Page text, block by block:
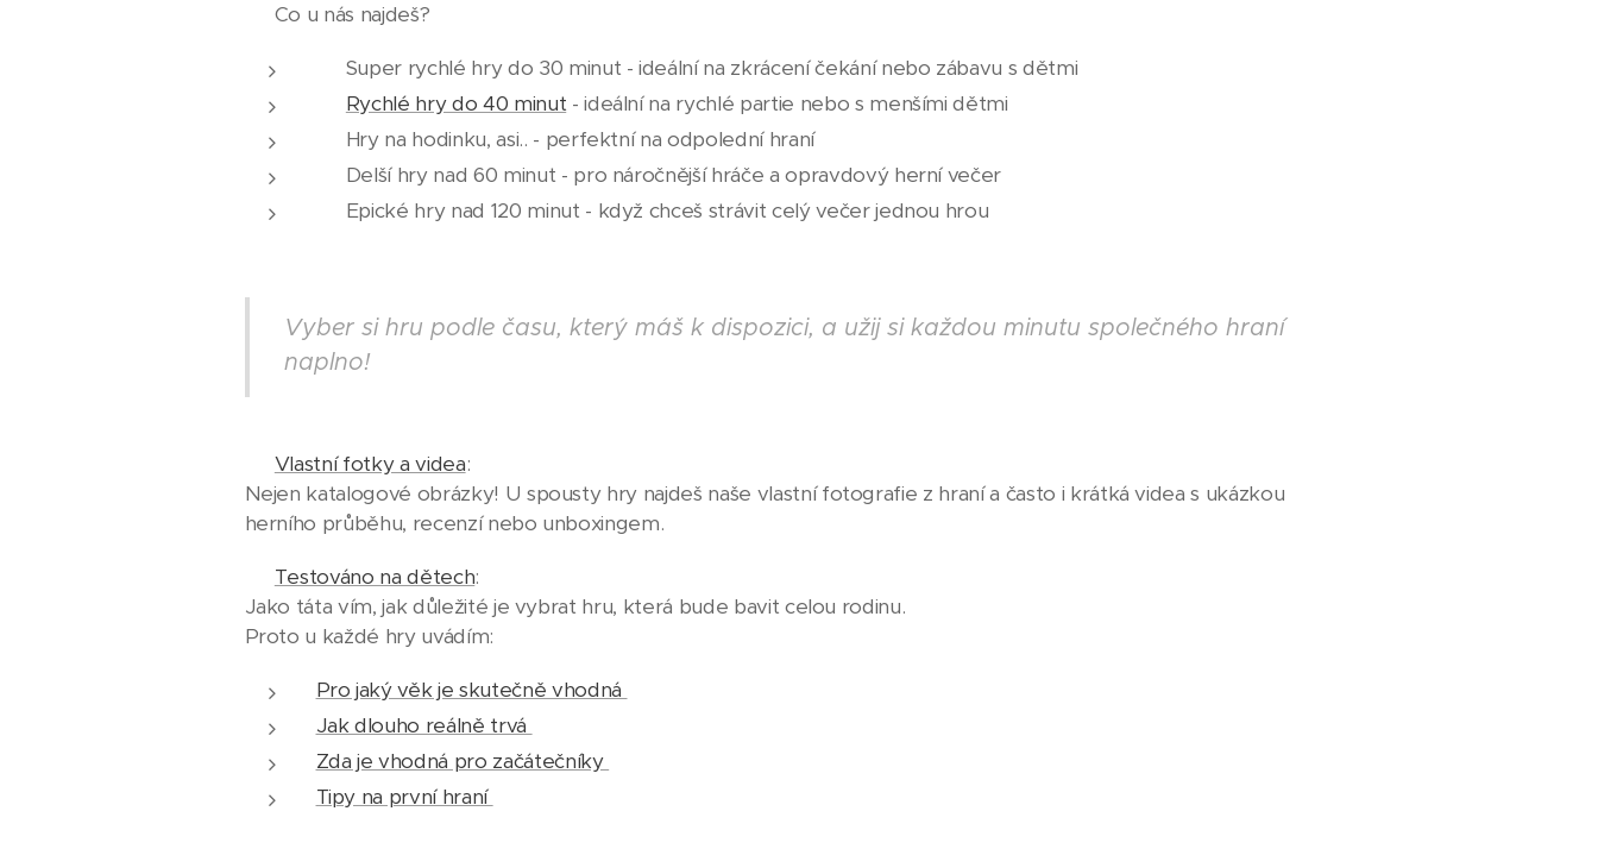
🔎 Co u nás najdeš?
⏱️ Super rychlé hry do 30 minut - ideální na zkrácení čekání nebo zábavu s dětmi
Rychlé hry do 40 minut- ideální na rychlé partie nebo s menšími dětmi
🕐 Hry na hodinku, asi.. - perfektní na odpolední hraní
🕰️ Delší hry nad 60 minut - pro náročnější hráče a opravdový herní večer
⏳ Epické hry nad 120 minut - když chceš strávit celý večer jednou hrou
Vyber si hru podle času, který máš k dispozici, a užij si každou minutu společného hraní
naplno!
Vlastní fotky a videa:
Nejen katalogové obrázky! U spousty hry najdeš naše vlastní fotografie z hraní a často i krátká videa s ukázkou
herního průběhu, recenzí nebo unboxingem.
Testováno na dětech:
Jako táta vím, jak důležité je vybrat hru, která bude bavit celou rodinu.
Proto u každé hry uvádím:
Pro jaký věk je skutečně vhodná
Jak dlouho reálně trvá
Zda je vhodná pro začátečníky
Tipy na první hraní